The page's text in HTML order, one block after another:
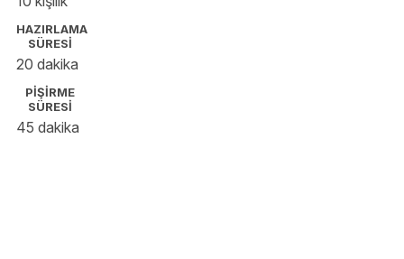
HAZIRLAMA
SÜRESİ
20 dakika
PİŞİRME
SÜRESİ
45 dakika